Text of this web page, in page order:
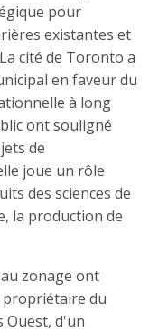
pour
existantes et
cité de Toronto a
en faveur du
à long
ont souligné
de
joue un rôle
des sciences de
la production de
zonage ont
propriétaire du
Ouest, d'un